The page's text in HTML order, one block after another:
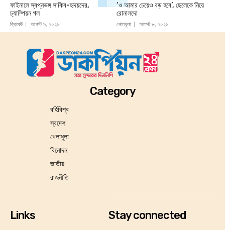
ফাইনালে স্বপ্নভঙ্গ সাকিব-হৃদয়দের,
চ্যাম্পিয়ন গল
ক্রিকেট আগস্ট ৯, ২০২৬
‘ও আমার চেয়েও বড় হবে’, ছেলেকে নিয়ে
রোনালদো
খেলাধূলা আগস্ট ৮, ২০২৬
Category
বর্হিবিশ্ব
স্বদেশ
খেলাধূলা
বিনোদন
জাতীয়
রাজনীতি
Links Stay connected